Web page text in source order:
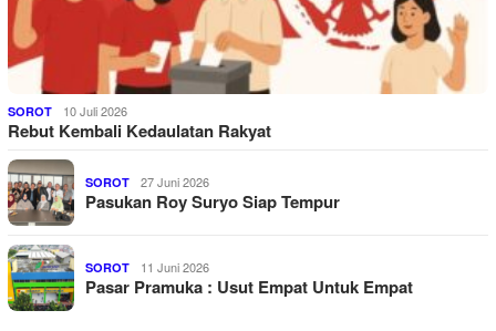
SOROT 10 Juli 2026
Rebut Kembali Kedaulatan Rakyat
SOROT 27 Juni 2026
Pasukan Roy Suryo Siap Tempur
SOROT 11 Juni 2026
Pasar Pramuka : Usut Empat Untuk Empat